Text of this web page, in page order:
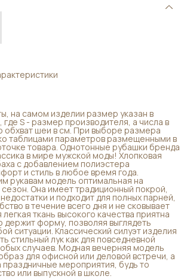
на самом изделии размер указан в
S - размер производителя, а числа в
обхват шеи в см. При выборе размера
таблицами параметров размещенными в
товара. Однотонные рубашки бренда
в мире мужской моды! Хлопковая
с добавлением полиэстера
и стиль в любое время года.
рукавам модель оптимальная на
Она имеет традиционный покрой,
и подходит для полных парней,
в течение всего дня и не сковывает
ткань высокого качества приятна
держит форму, позволяя выглядеть
ситуации. Классический силуэт изделия
стильный лук как для повседневной
случаев. Модная вечерняя модель
для офисной или деловой встречи, а
праздничные мероприятия, будь то
или выпускной в школе.